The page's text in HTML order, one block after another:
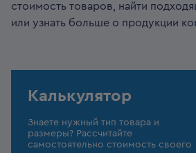
стоимость товаров, найти
или узнать больше о продукции
Калькулятор
Знаете нужный тип товара и
размеры? Рассчитайте
самостоятельно стоимость своего